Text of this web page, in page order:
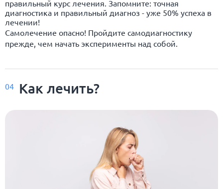
правильный курс лечения. Запомните: точная
диагностика и правильный диагноз - уже 50% успеха в
лечении!
Самолечение опасно! Пройдите самодиагностику
прежде, чем начать эксперименты над собой.
04 Как лечить?